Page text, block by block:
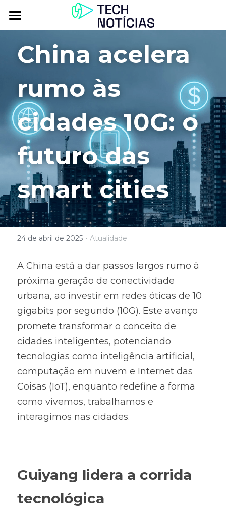
Atualidade
Explorar
Inbox
Contactos
China acelera
rumo às
cidades 10G: o
futuro das
smart cities
24 de abril de 2025 · Atualidade
A China está a dar passos largos rumo à
próxima geração de conectividade
urbana, ao investir em redes óticas de 10
gigabits por segundo (10G). Este avanço
promete transformar o conceito de
cidades inteligentes, potenciando
tecnologias como inteligência artificial,
computação em nuvem e Internet das
Coisas (IoT), enquanto redefine a forma
como vivemos, trabalhamos e
interagimos nas cidades.
Guiyang lidera a corrida
tecnológica